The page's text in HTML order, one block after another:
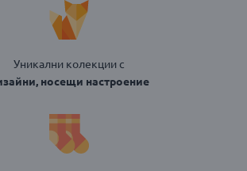
Уникални колекции с
носещи настроение